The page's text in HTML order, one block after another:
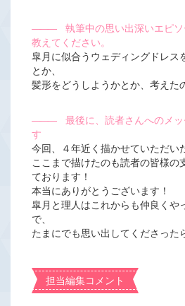
―――執筆中の思い出深いエピソ
教えてください。
皐月に似合うウェディングドレス
とか、
髪形をどうしようかとか、考えた
―――最後に、読者さんへのメッ
す
今回、４年近く描かせていただい
ここまで描けたのも読者の皆様の
ております！
本当にありがとうございます！
皐月と理人はこれからも仲良くや
で、
たまにでも思い出してくださった
担当編集コメント